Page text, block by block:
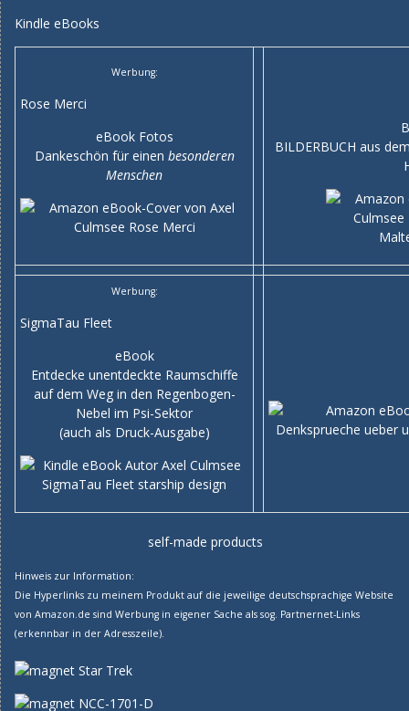
Kindle eBooks
Werbung:
Rose Merci
eBook Fotos
Dankeschön für einen besonderen
Menschen
BILDERBUCH aus
Werbung:
SigmaTau Fleet
eBook
Entdecke unentdeckte Raumschiffe
auf dem Weg in den Regenbogen-
Nebel im Psi-Sektor
(auch als Druck-Ausgabe)
self-made products
Hinweis zur Information:
Die Hyperlinks zu meinem Produkt auf die jeweilige deutschsprachige Website
von Amazon.de sind Werbung in eigener Sache als sog. Partnernet-Links
(erkennbar in der Adresszeile).